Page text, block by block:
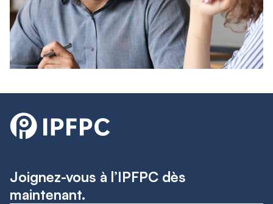
Joignez-vous à l’IPFPC dès
maintenant.